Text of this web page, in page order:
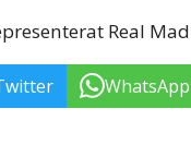
Real
WhatsApp